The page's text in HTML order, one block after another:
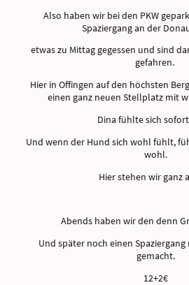
Also haben wir bei den PKW
Spaziergang an der
etwas zu Mittag gegessen und sind
gefahren.
Hier in Offingen auf den höchsten
einen ganz neuen Stellplatz mit
Dina fühlte sich
Und wenn der Hund sich wohl fühlt,
wohl.
Hier stehen wir ganz
Abends haben wir den denn
Und später noch einen
gemacht.
12+2€